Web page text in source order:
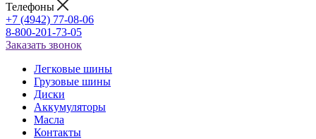
Телефоны
+7 (4942) 77-08-06
8-800-201-73-05
Заказать звонок
Легковые шины
Грузовые шины
Диски
Аккумуляторы
Масла
Контакты